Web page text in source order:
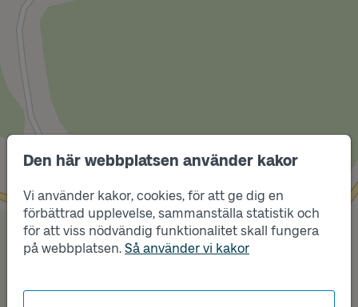
Den här webbplatsen använder kakor
Vi använder kakor, cookies, för att ge dig en
förbättrad upplevelse, sammanställa statistik och
för att viss nödvändig funktionalitet skall fungera
på webbplatsen. Så använder vi kakor
Läge
C